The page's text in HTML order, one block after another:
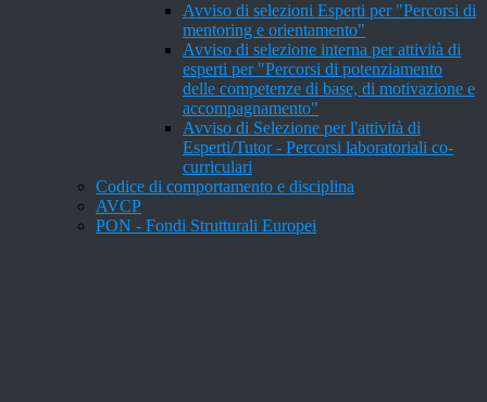
Avviso di selezioni Esperti per "Percorsi di
mentoring e orientamento"
Avviso di selezione interna per attività di
esperti per "Percorsi di potenziamento
delle competenze di base, di motivazione e
accompagnamento"
Avviso di Selezione per l'attività di
Esperti/Tutor - Percorsi laboratoriali co-
curriculari
Codice di comportamento e disciplina
AVCP
PON - Fondi Strutturali Europei